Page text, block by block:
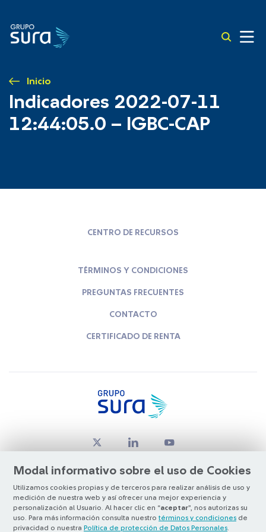
Inicio
Indicadores 2022-07-11
12:44:05.0 – IGBC-CAP
Modal informativo sobre el uso de Cookies
Utilizamos cookies propias y de terceros para realizar análisis de uso y
medición de nuestra web y así ofrecer una mejor experiencia y
personalización al Usuario. Al hacer clic en “aceptar”, nos autorizas su
uso. Para más información consulta nuestro términos y condiciones de
privacidad o nuestra Política de protección de Datos Personales
CENTRO DE RECURSOS
TÉRMINOS Y CONDICIONES
PREGUNTAS FRECUENTES
CONTACTO
CERTIFICADO DE RENTA
© Copyright Grupo SURA 2026